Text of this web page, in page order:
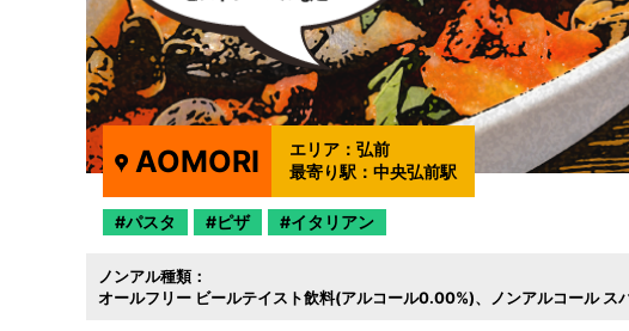
AOMORI エリア：弘前
最寄り駅：中央弘前駅
パスタ ピザ イタリアン
ノンアル種類：
オールフリー ビールテイスト飲料(アルコール0.00%)
ノンアルコール ス